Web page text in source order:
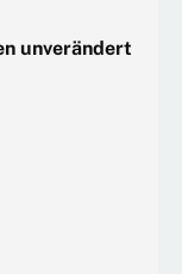
unverändert